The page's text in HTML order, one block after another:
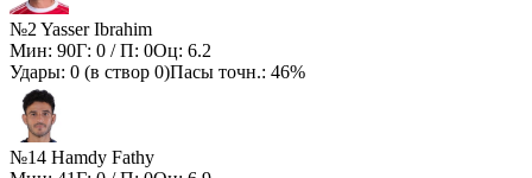
№2 Yasser Ibrahim
Мин: 90Г: 0 / П: 0Оц: 6.2
Удары: 0 (в створ 0)Пасы точн.: 46%
№14 Hamdy Fathy